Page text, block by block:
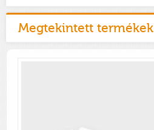
Megtekintett termékek